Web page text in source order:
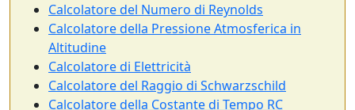
Calcolatore del Numero di Reynolds
Calcolatore della Pressione Atmosferica in
Altitudine
Calcolatore di Elettricità
Calcolatore del Raggio di Schwarzschild
Calcolatore della Costante di Tempo RC